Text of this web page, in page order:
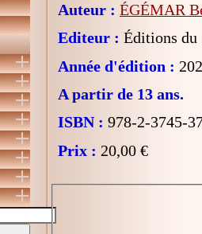
Auteur : ÉGÉMAR
Editeur : Éditions du
Année d'édition :
A partir de 13 ans.
ISBN : 978-2-3745-
Prix : 20,00 €